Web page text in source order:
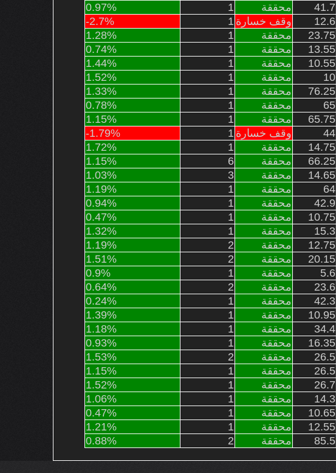
41.7 محققة 1
0.97%
12.6 وقف خسارة 1
-2.7%
23.75 محققة 1
1.28%
13.55 محققة 1
0.74%
10.55 محققة 1
1.44%
10 محققة 1
1.52%
76.25 محققة 1
1.33%
65 محققة 1
0.78%
65.75 محققة 1
1.15%
44 وقف خسارة 1
-1.79%
14.75 محققة 1
1.72%
66.25 محققة 6
1.15%
14.65 محققة 3
1.03%
64 محققة 1
1.19%
42.9 محققة 1
0.94%
10.75 محققة 1
0.47%
15.3 محققة 1
1.32%
12.75 محققة 2
1.19%
20.15 محققة 2
1.51%
5.6 محققة 1
0.9%
23.6 محققة 2
0.64%
42.3 محققة 1
0.24%
10.95 محققة 1
1.39%
34.4 محققة 1
1.18%
16.35 محققة 1
0.93%
26.5 محققة 2
1.53%
26.5 محققة 1
1.15%
26.7 محققة 1
1.52%
14.3 محققة 1
1.06%
10.65 محققة 1
0.47%
12.55 محققة 1
1.21%
85.5 محققة 2
0.88%